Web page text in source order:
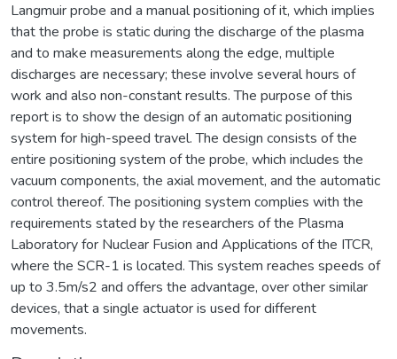
Langmuir probe and a manual positioning of it, which implies
that the probe is static during the discharge of the plasma
and to make measurements along the edge, multiple
discharges are necessary; these involve several hours of
work and also non-constant results. The purpose of this
report is to show the design of an automatic positioning
system for high-speed travel. The design consists of the
entire positioning system of the probe, which includes the
vacuum components, the axial movement, and the automatic
control thereof. The positioning system complies with the
requirements stated by the researchers of the Plasma
Laboratory for Nuclear Fusion and Applications of the ITCR,
where the SCR-1 is located. This system reaches speeds of
up to 3.5m/s2 and offers the advantage, over other similar
devices, that a single actuator is used for different
movements.